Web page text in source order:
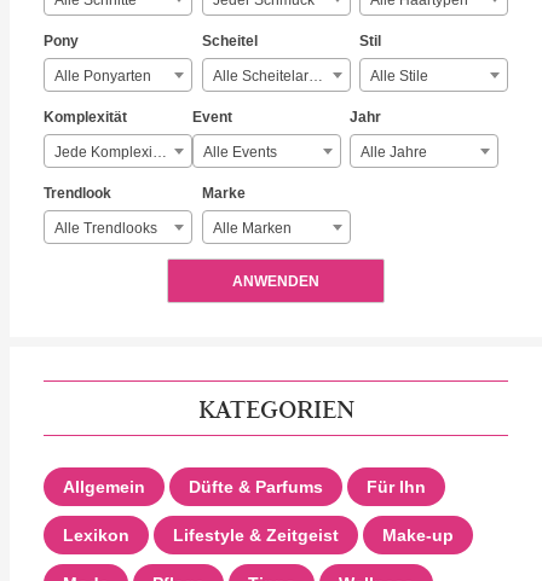
Pony
Alle Ponyarten
Scheitel
Alle Scheitelarten
Stil
Alle Stile
Komplexität
Jede Komplexität
Event
Alle Events
Jahr
Alle Jahre
Trendlook
Alle Trendlooks
Marke
Alle Marken
ANWENDEN
KATEGORIEN
Allgemein Düfte & Parfums Für Ihn
Lexikon Lifestyle & Zeitgeist Make-up